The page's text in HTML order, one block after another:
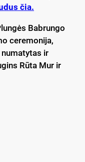
čia.
Babrungo
ceremonija,
ir
Rūta Mur ir